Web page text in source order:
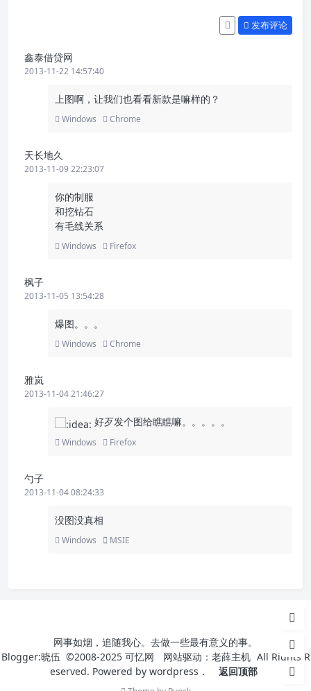
发布评论
鑫泰借贷网
2013-11-22 14:57:40
上图啊，让我们也看看新款是嘛样的？
Windows Chrome
天长地久
2013-11-09 22:23:07
你的制服
和挖钻石
有毛线关系
Windows Firefox
枫子
2013-11-05 13:54:28
爆图。。。
Windows Chrome
雅岚
2013-11-04 21:46:27
好歹发个图给瞧瞧嘛。。。。。
Windows Firefox
勺子
2013-11-04 08:24:33
没图没真相
Windows MSIE
网事如烟，追随我心。去做一些最有意义的事。
Blogger:晓伍 ©2008-2025 可忆网 网站驱动： 老薛主机 All Rights R
eserved. Powered by wordpress . 返回顶部